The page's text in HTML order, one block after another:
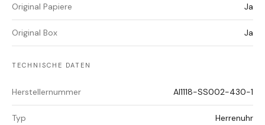
Original Papiere Ja
Original Box Ja
TECHNISCHE DATEN
Herstellernummer AI1118-SS002-430-1
Typ Herrenuhr